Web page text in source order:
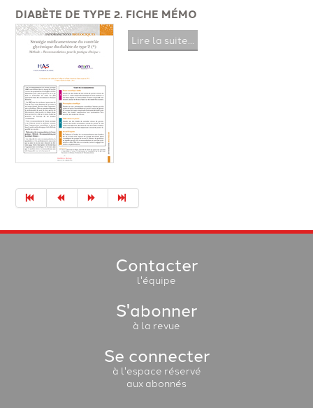
DIABÈTE DE TYPE 2. FICHE MÉMO
Lire la suite...
Contacter
l'équipe
S'abonner
à la revue
Se connecter
à l'espace réservé
aux abonnés